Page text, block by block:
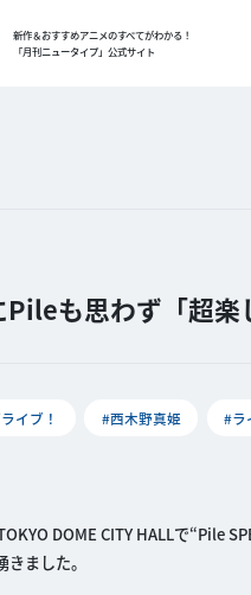
新作＆おすすめアニメのすべてがわかる！
「月刊ニュータイプ」公式サイト
も思わず「超楽
イブ！ #西木野真姫 #ラ
DOME CITY HALLで“Pile
ました。